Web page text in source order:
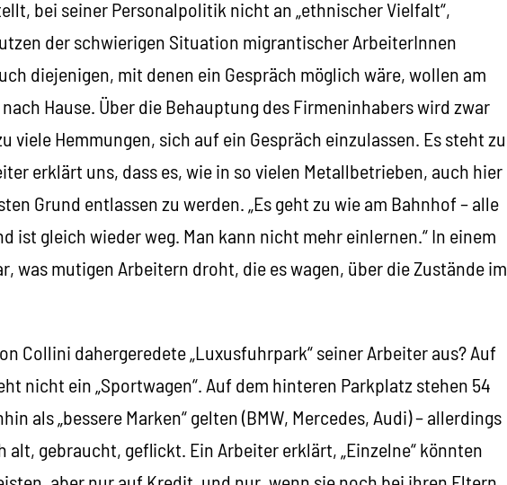
bei seiner Personalpolitik nicht an „ethnischer Vielfalt“,
der schwierigen Situation migrantischer ArbeiterInnen
diejenigen, mit denen ein Gespräch möglich wäre, wollen am
Hause. Über die Behauptung des Firmeninhabers wird zwar
viele Hemmungen, sich auf ein Gespräch einzulassen. Es steht zu
erklärt uns, dass es, wie in so vielen Metallbetrieben, auch hier
Grund entlassen zu werden. „Es geht zu wie am Bahnhof – alle
ist gleich wieder weg. Man kann nicht mehr einlernen.“ In einem
was mutigen Arbeitern droht, die es wagen, über die Zustände im
Collini dahergeredete „Luxusfuhrpark“ seiner Arbeiter aus? Auf
nicht ein „Sportwagen“. Auf dem hinteren Parkplatz stehen 54
als „bessere Marken“ gelten (BMW, Mercedes, Audi) – allerdings
gebraucht, geflickt. Ein Arbeiter erklärt, „Einzelne“ könnten